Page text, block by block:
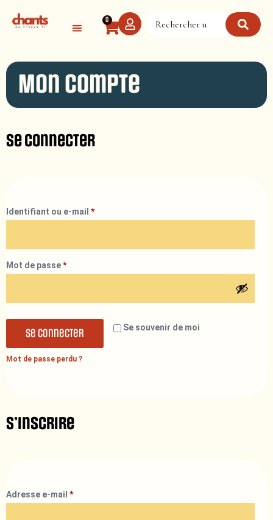
0
Mon compte
Se connecter
Identifiant ou e-mail *
Mot de passe*
Se souvenir de moi
Se connecter
Mot de passe perdu ?
S’inscrire
Adresse e-mail *